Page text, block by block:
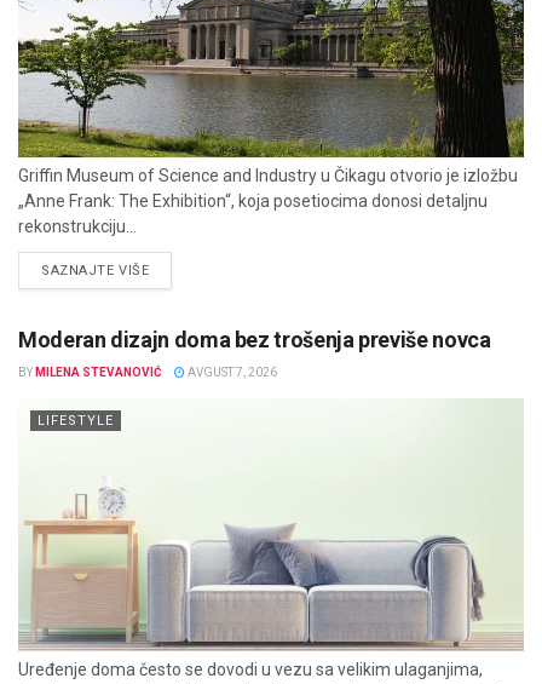
Griffin Museum of Science and Industry u Čikagu otvorio je izložbu
„Anne Frank: The Exhibition“, koja posetiocima donosi detaljnu
rekonstrukciju...
SAZNAJTE VIŠEDETAILS
Moderan dizajn doma bez trošenja previše novca
BY MILENA STEVANOVIĆ AVGUST 7, 2026
LIFESTYLE
Uređenje doma često se dovodi u vezu sa velikim ulaganjima,